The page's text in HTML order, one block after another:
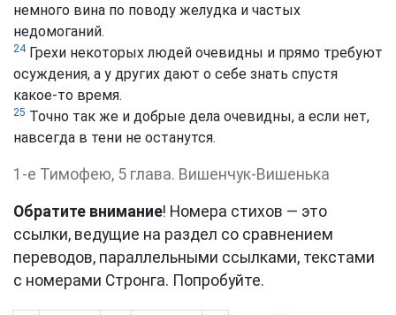
немного вина по поводу желудка и частых
недомоганий.
24Грехи некоторых людей очевидны и прямо требуют
осуждения, а у других дают о себе знать спустя
какое‑то время.
25 Точно так же и добрые дела очевидны, а если нет,
навсегда в тени не останутся.
1-е Тимофею, 5 глава. Вишенчук-Вишенька
Обратите внимание! Номера стихов — это
ссылки, ведущие на раздел со сравнением
переводов, параллельными ссылками, текстами
с номерами Стронга. Попробуйте.